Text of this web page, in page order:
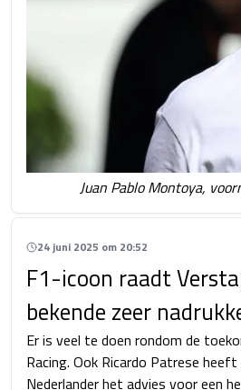
Juan Pablo Montoya,
24 juni 2025 om 20:52
F1-icoon raadt
bekende zeer
Er is veel te doen rondom de
Racing. Ook Ricardo Patrese
Nederlander het advies voor een